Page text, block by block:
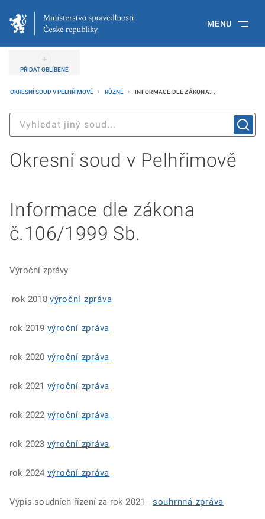
MENU
PŘIDAT OBLÍBENÉ
OKRESNÍ SOUD V PELHŘIMOVĚ RŮZNÉ INFORMACE DLE ZÁKONA...
Okresní soud v Pelhřimově
Informace dle zákona
č.106/1999 Sb.
Výroční zprávy
rok 2018 výroční zpráva
rok 2019 výroční zpráva
rok 2020 výroční zpráva
rok 2021 výroční zpráva
rok 2022 výroční zpráva
rok 2023 výroční zpráva
rok 2024 výroční zpráva
Výpis soudních řízení za rok 2021 - souhrnná zpráva